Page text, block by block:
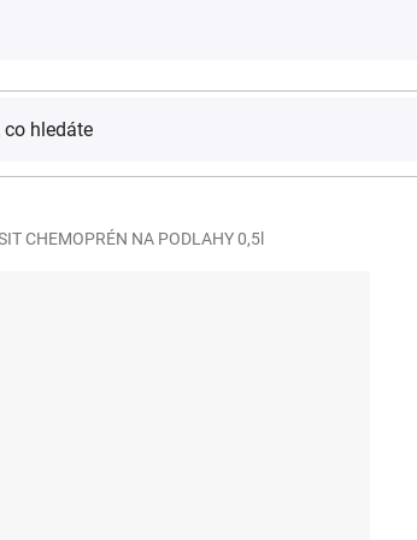
CHEMOPRÉN NA PODLAHY 0,5l